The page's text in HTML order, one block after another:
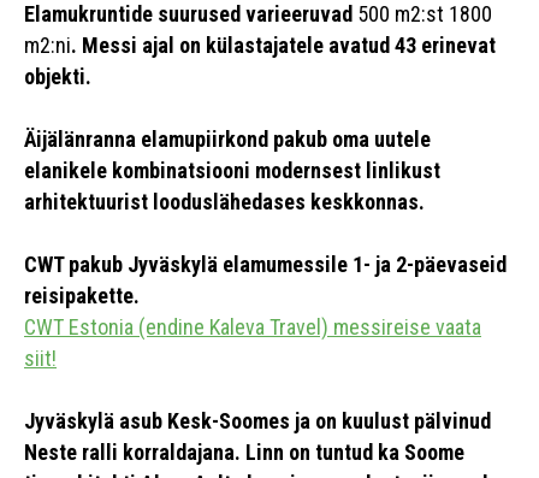
Elamukruntide suurused varieeruvad 500 m2:st 1800
m2:ni. Messi ajal on külastajatele avatud 43 erinevat
objekti.
Äijälänranna elamupiirkond pakub oma uutele
elanikele kombinatsiooni modernsest linlikust
arhitektuurist looduslähedases keskkonnas.
CWT pakub Jyväskylä elamumessile 1- ja 2-päevaseid
reisipakette.
CWT Estonia (endine Kaleva Travel) messireise vaata
siit!
Jyväskylä asub Kesk-Soomes ja on kuulust pälvinud
Neste ralli korraldajana. Linn on tuntud ka Soome